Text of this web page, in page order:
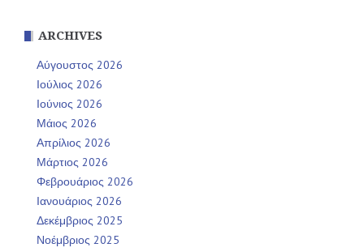
ARCHIVES
Αύγουστος 2026
Ιούλιος 2026
Ιούνιος 2026
Μάιος 2026
Απρίλιος 2026
Μάρτιος 2026
Φεβρουάριος 2026
Ιανουάριος 2026
Δεκέμβριος 2025
Νοέμβριος 2025